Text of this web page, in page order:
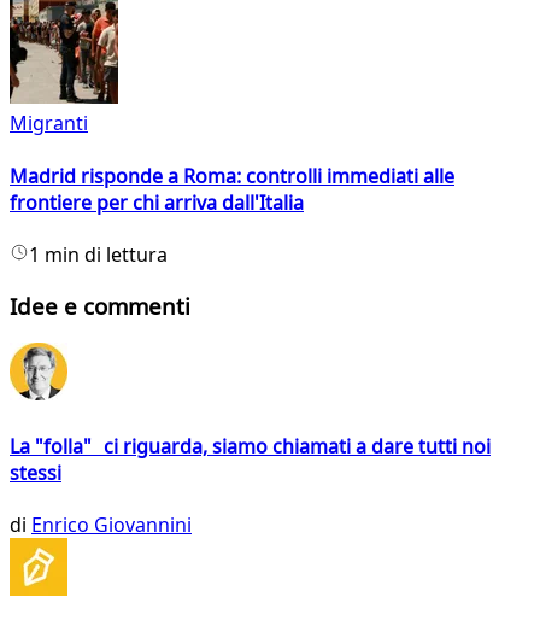
Migranti
Madrid risponde a Roma: controlli immediati alle
frontiere per chi arriva dall'Italia
1 min di lettura
Idee e commenti
La "folla" ci riguarda, siamo chiamati a dare tutti noi
stessi
di Enrico Giovannini